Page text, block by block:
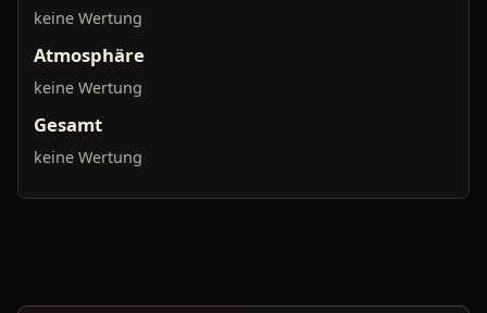
keine Wertung
Atmosphäre
keine Wertung
Gesamt
keine Wertung